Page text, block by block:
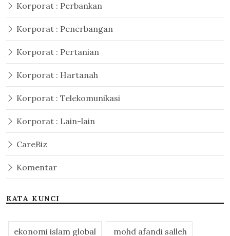
Korporat : Perbankan
Korporat : Penerbangan
Korporat : Pertanian
Korporat : Hartanah
Korporat : Telekomunikasi
Korporat : Lain-lain
CareBiz
Komentar
KATA KUNCI
ekonomi islam global mohd afandi salleh